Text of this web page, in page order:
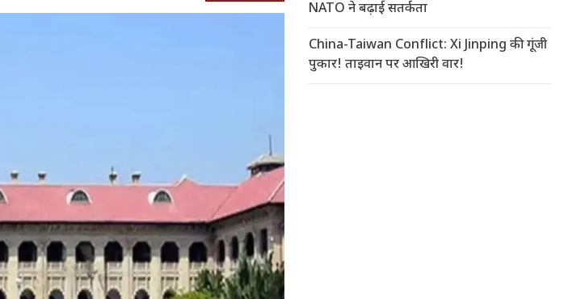
NATO ने बढ़ाई सतर्कता
China-Taiwan Conflict: Xi Jinping की गूंजी
पुकार! ताइवान पर आखिरी वार!